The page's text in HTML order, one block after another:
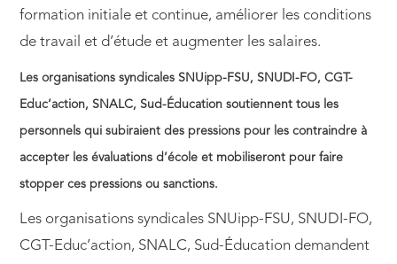
formation initiale et continue, améliorer les conditions
de travail et d’étude et augmenter les salaires.
Les organisations syndicales SNUipp-FSU, SNUDI-FO, CGT-
Educ’action, SNALC, Sud-Éducation soutiennent tous les
personnels qui subiraient des pressions pour les contraindre à
accepter les évaluations d’école et mobiliseront pour faire
stopper ces pressions ou sanctions.
Les organisations syndicales SNUipp-FSU, SNUDI-FO,
CGT-Educ’action, SNALC, Sud-Éducation demandent